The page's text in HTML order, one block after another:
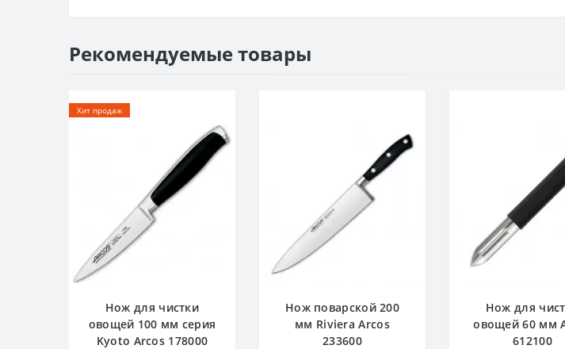
Рекомендуемые товары
Хит продаж
Нож для чистки
овощей 100 мм серия
Kyoto Arcos 178000
Нож поварской 200
мм Riviera Arcos
233600
Нож для
овощей 60 мм
612100